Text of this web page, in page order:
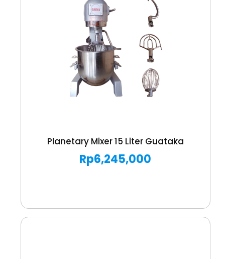
Planetary Mixer 15 Liter Guataka
Rp6,245,000